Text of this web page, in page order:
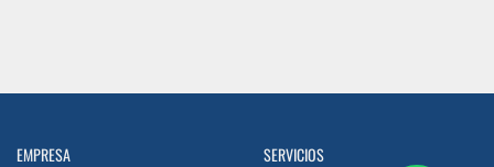
EMPRESA
SERVICIOS